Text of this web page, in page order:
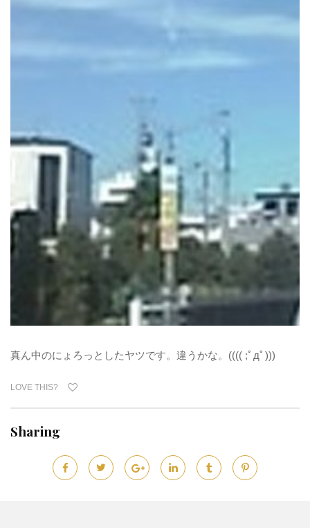
真ん中のにょろっとしたヤツです。違うかな。(((( ;ﾟдﾟ)))
LOVE THIS?
Sharing